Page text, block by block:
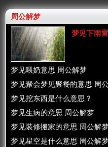
周公解梦
梦见下雨
梦见喂奶意思 周公解梦
梦见聚会梦见聚餐的意思 周
梦见挖东西是什么意思？
梦见生病的意思 周公解梦
梦见装修搬家的意思 周公解
梦见星空是什么意思 周公解